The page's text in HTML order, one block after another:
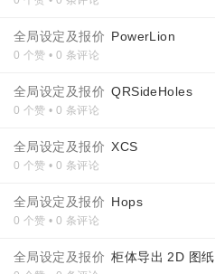
全局设定及报价 PowerLion
0 个赞 • 0 条评论
全局设定及报价 QRSideHoles
0 个赞 • 0 条评论
全局设定及报价 XCS
0 个赞 • 0 条评论
全局设定及报价 Hops
0 个赞 • 0 条评论
全局设定及报价 柜体导出 2D 图纸